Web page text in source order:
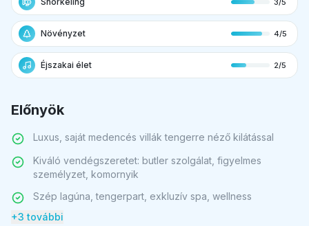
3/5
Növényzet 4/5
Éjszakai élet 2/5
Előnyök
Luxus, saját medencés villák tengerre néző kilátással
Kiváló vendégszeretet: butler szolgálat, figyelmes
személyzet, komornyik
Szép lagúna, tengerpart, exkluzív spa, wellness
+3 további